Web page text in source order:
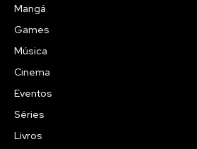
Mangá
Games
Música
Cinema
Eventos
Séries
Livros